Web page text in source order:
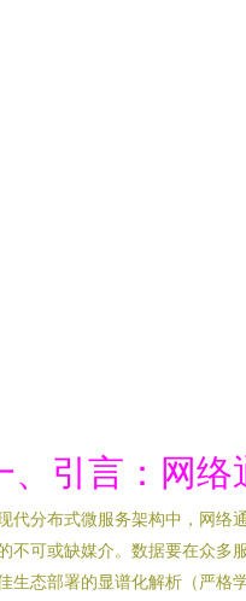
、引言：网
代分布式微服务架构中，网络
不可或缺媒介。数据要在众多
生态部署的显谱化解析（严格